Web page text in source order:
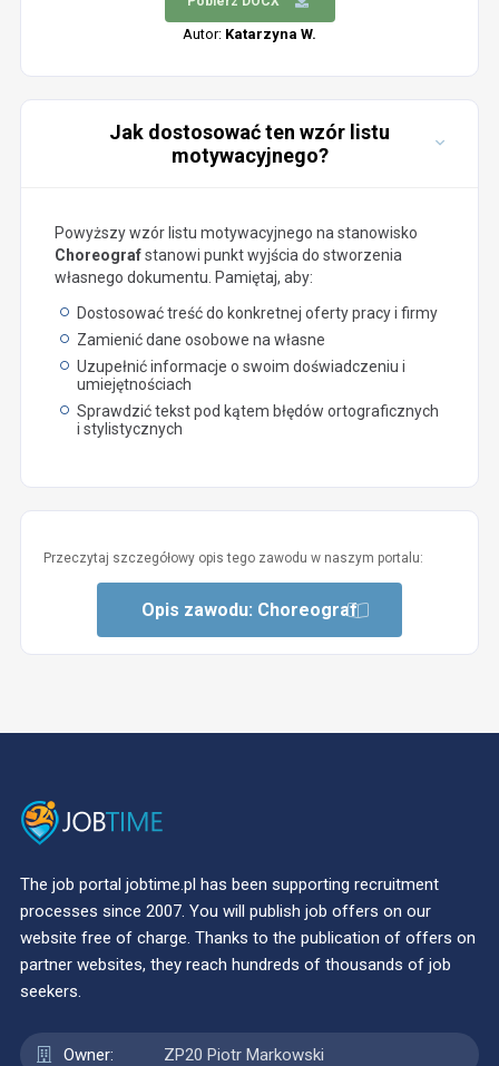
Autor: Katarzyna W.
Jak dostosować ten wzór listu
motywacyjnego?
Powyższy wzór listu motywacyjnego na stanowisko
Choreografstanowi punkt wyjścia do stworzenia
własnego dokumentu. Pamiętaj, aby:
Dostosować treść do konkretnej oferty pracy i firmy
Zamienić dane osobowe na własne
Uzupełnić informacje o swoim doświadczeniu i
umiejętnościach
Sprawdzić tekst pod kątem błędów ortograficznych
i stylistycznych
Przeczytaj szczegółowy opis tego zawodu w naszym portalu:
Opis zawodu: Choreograf
The job portal jobtime.pl has been supporting recruitment
processes since 2007. You will publish job offers on our
website free of charge. Thanks to the publication of offers on
partner websites, they reach hundreds of thousands of job
seekers.
Owner: ZP20 Piotr Markowski